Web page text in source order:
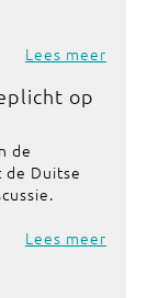
Lees meer
op
de
Duitse
Lees meer